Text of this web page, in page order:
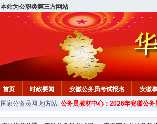
本站为公职类第三方网站
首页 时政要闻 安徽公务员考试报名 安徽
安徽公务员行测试题 在线咨询 教材中心
国家公务员网 地方站: 公务员教材中心：2026年安徽公务